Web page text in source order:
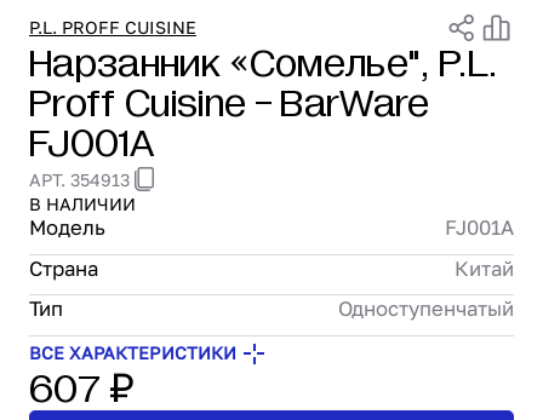
Проектирование
Сервис и монтаж
ПОКУПАТЕЛЯМ
Доставка и оплата
Гарантия и возврат
Лизинг
Акции
О GRANBAZAR
О нас
Бренды
Контакты
P.L. PROFF CUISINE
Нарзанник «Сомелье", P.L.
Proff Cuisine - BarWare
FJ001A
АРТ. 354913
В НАЛИЧИИ
Модель
FJ001A
Страна
Китай
Тип
Одноступенчатый
ВСЕ ХАРАКТЕРИСТИКИ
607 ₽